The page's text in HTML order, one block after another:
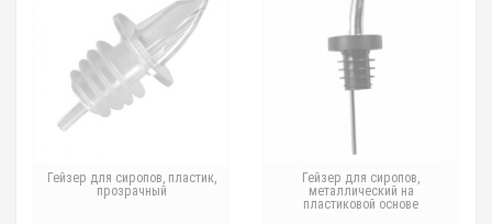
Гейзер для сиропов, пластик,
прозрачный
Гейзер для сиропов,
металлический на
пластиковой основе